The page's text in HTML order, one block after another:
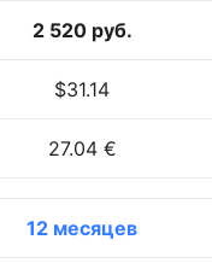
2 520 руб.
$31.14
27.04 €
12 месяцев